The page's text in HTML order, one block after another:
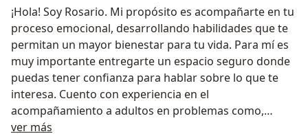
¡Hola! Soy Rosario. Mi propósito es acompañarte en tu
proceso emocional, desarrollando habilidades que te
permitan un mayor bienestar para tu vida. Para mí es
muy importante entregarte un espacio seguro donde
puedas tener confianza para hablar sobre lo que te
interesa. Cuento con experiencia en el
acompañamiento a adultos en problemas como,
ansiedad, crisis de pánico, estrés, duelo, depresión,
ver más